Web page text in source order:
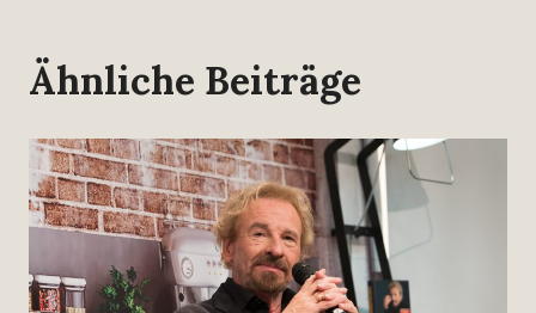
Ähnliche Beiträge